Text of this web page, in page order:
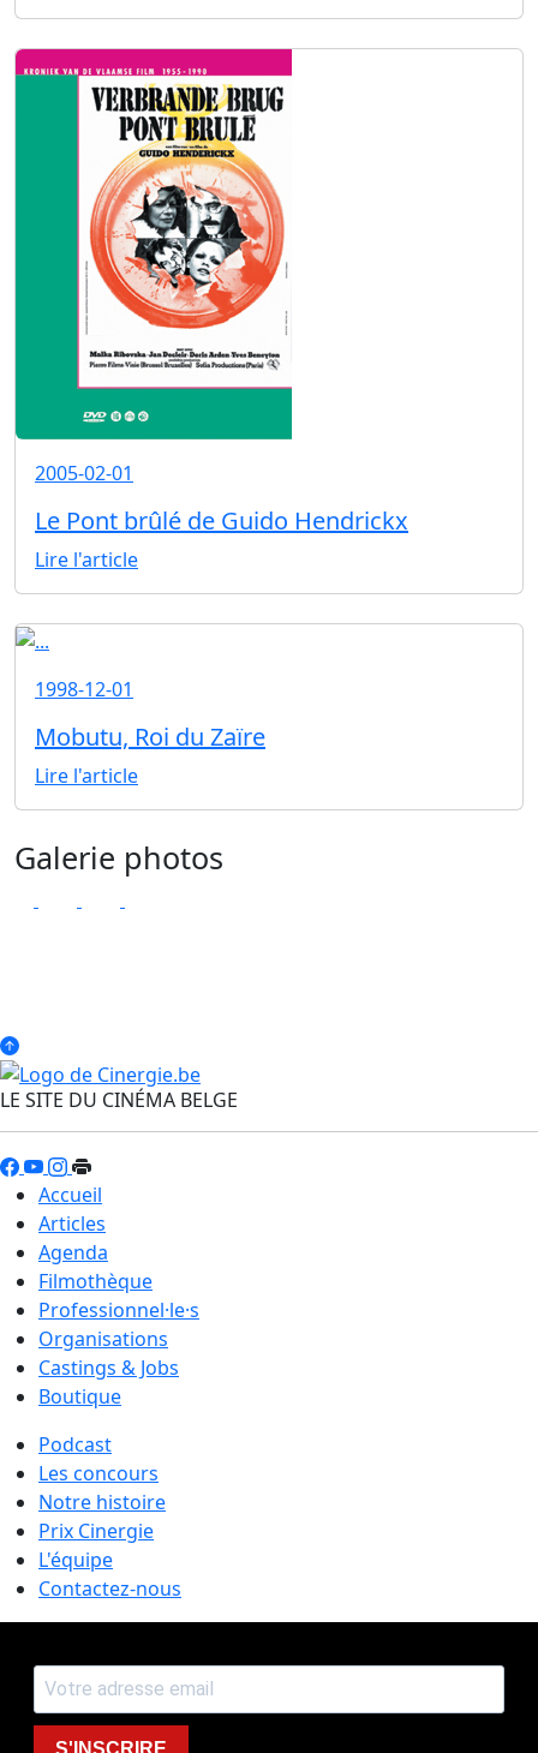
2005-02-01
Le Pont brûlé de Guido Hendrickx
Lire l'article
1998-12-01
Mobutu, Roi du Zaïre
Lire l'article
Galerie photos
LE SITE DU CINÉMA BELGE
Accueil
Articles
Agenda
Filmothèque
Professionnel·le·s
Organisations
Castings & Jobs
Boutique
Podcast
Les concours
Notre histoire
Prix Cinergie
L'équipe
Contactez-nous